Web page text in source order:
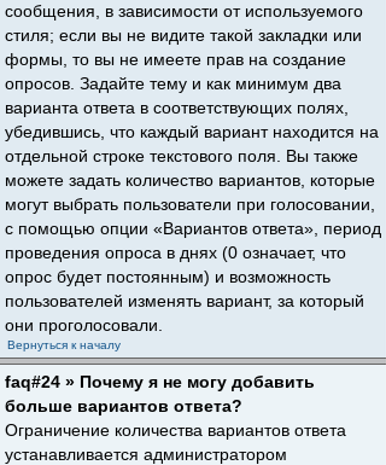
сообщения, в зависимости от используемого
стиля; если вы не видите такой закладки или
формы, то вы не имеете прав на создание
опросов. Задайте тему и как минимум два
варианта ответа в соответствующих полях,
убедившись, что каждый вариант находится на
отдельной строке текстового поля. Вы также
можете задать количество вариантов, которые
могут выбрать пользователи при голосовании,
с помощью опции «Вариантов ответа», период
проведения опроса в днях (0 означает, что
опрос будет постоянным) и возможность
пользователей изменять вариант, за который
они проголосовали.
Вернуться к началу
faq#24 » Почему я не могу добавить
больше вариантов ответа?
Ограничение количества вариантов ответа
устанавливается администратором